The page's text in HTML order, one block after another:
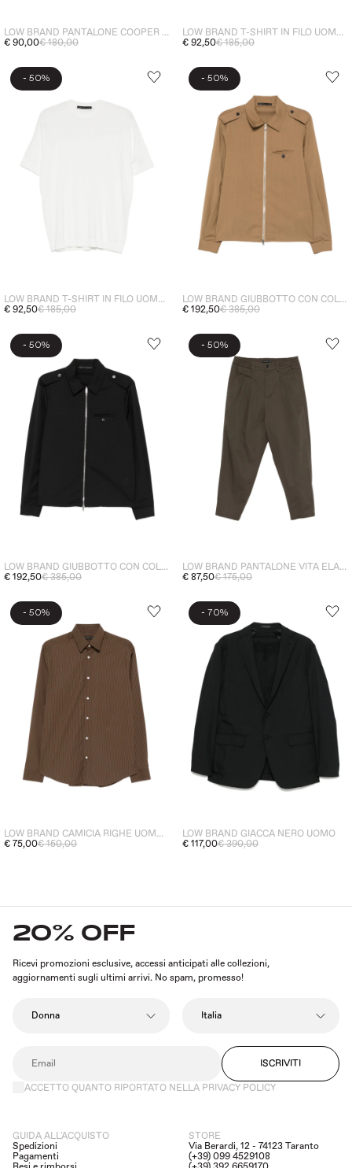
LOW BRAND PANTALONE COOPER UOMO MARRONE
€ 90,00€ 180,00
LOW BRAND T-SHIRT IN FILO UOMO CELESTE
€ 92,50€ 185,00
- 50%
LOW BRAND T-SHIRT IN FILO UOMO BIANCO
€ 92,50€ 185,00
- 50%
LOW BRAND GIUBBOTTO CON COLLETTO UOMO BEIGE
€ 192,50€ 385,00
- 50%
LOW BRAND GIUBBOTTO CON COLLETTO UOMO NERO
€ 192,50€ 385,00
- 50%
LOW BRAND PANTALONE VITA ELASTICIZZATA UOMO VERDE
€ 87,50€ 175,00
- 50%
LOW BRAND CAMICIA RIGHE UOMO MARRONE
€ 75,00€ 150,00
- 70%
LOW BRAND GIACCA NERO UOMO
€ 117,00€ 390,00
20% OFF
Ricevi promozioni esclusive, accessi anticipati alle collezioni,
aggiornamenti sugli ultimi arrivi. No spam, promesso!
ISCRIVITI
ACCETTO QUANTO RIPORTATO NELLA PRIVACY POLICY
GUIDA ALL'ACQUISTO
Spedizioni
Pagamenti
STORE
Via Berardi, 12 - 74123 Taranto
(+39) 099 4529108